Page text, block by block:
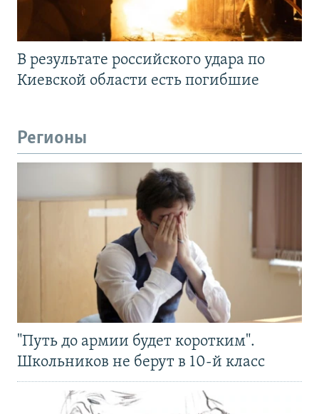
В результате российского удара по
Киевской области есть погибшие
Регионы
"Путь до армии будет коротким".
Школьников не берут в 10-й класс